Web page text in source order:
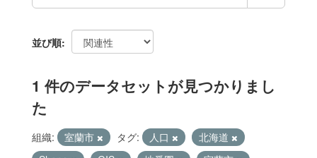
並び順
1 件のデータセットが見つかりまし
た
組織: 室蘭市 タグ: 人口
北海道